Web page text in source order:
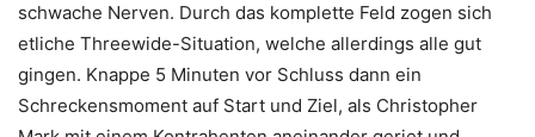
schwache Nerven. Durch das komplette Feld zogen sich
etliche Threewide-Situation, welche allerdings alle gut
gingen. Knappe 5 Minuten vor Schluss dann ein
Schreckensmoment auf Start und Ziel, als Christopher